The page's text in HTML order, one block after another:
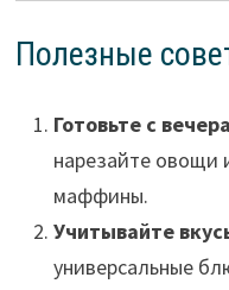
Полезные
Готовьте с вечера
нарезайте овощи
маффины.
Учитывайте
универсальные